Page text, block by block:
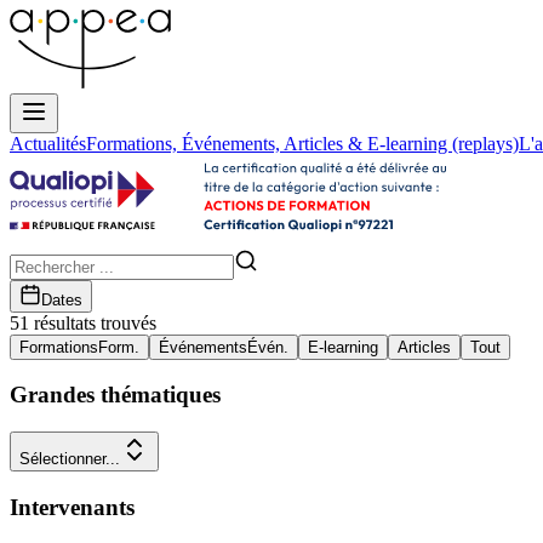
ActualitésFormations, Événements, Articles & E-learning (replays)
Dates
51 résultats trouvés
FormationsForm. ÉvénementsÉvén. E-learning Articles Tout
Grandes thématiques
Sélectionner...
Intervenants